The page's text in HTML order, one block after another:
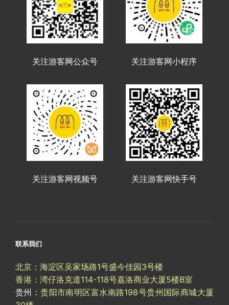
关注游客网公众号 关注游客网小程序
关注游客网视频号 关注游客网快手号
联系我们
北京：海淀区吴家场路1号盛今佳园3号楼
香港：湾仔洛克道114-118号嘉洛商业大厦5楼B室
贵州：贵阳市南明区富水南路198号贵州国际商城大厦